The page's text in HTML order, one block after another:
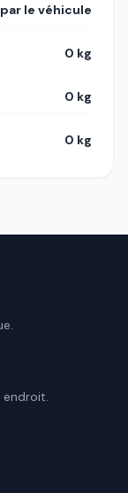
le véhicule
0 kg
0 kg
0 kg